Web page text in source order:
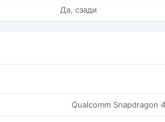
Да, сзади
Qualcomm Snapdragon